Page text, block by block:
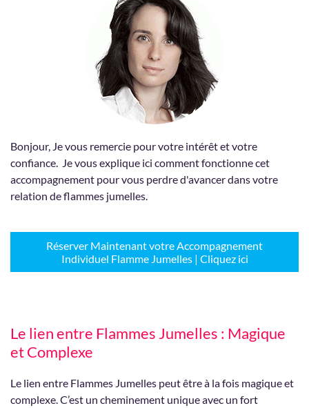
Bonjour, Je vous remercie pour votre intérêt et votre
confiance. Je vous explique ici comment fonctionne cet
accompagnement pour vous perdre d'avancer dans votre
relation de flammes jumelles.
Réserver Maintenant votre Accompagnement
Individuel Flamme Jumelles | Cliquez ici
Le lien entre Flammes Jumelles : Magique
et Complexe
Le lien entre Flammes Jumelles peut être à la fois magique et
complexe. C’est un cheminement unique avec un fort